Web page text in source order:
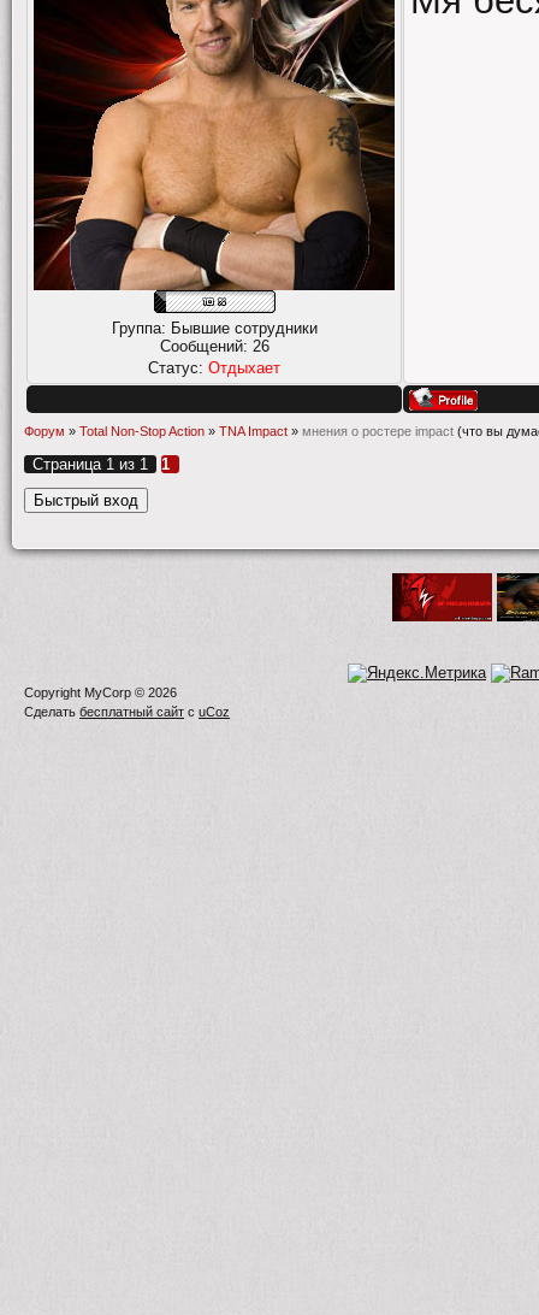
Группа: Бывшие сотрудники
Сообщений: 26
Статус: Отдыхает
Форум » Total Non-Stop Action » TNA Impact » мнения о ростере impact (что вы
Страница 1 из 1 1
Copyright MyCorp © 2026
Сделать бесплатный сайт с uCoz